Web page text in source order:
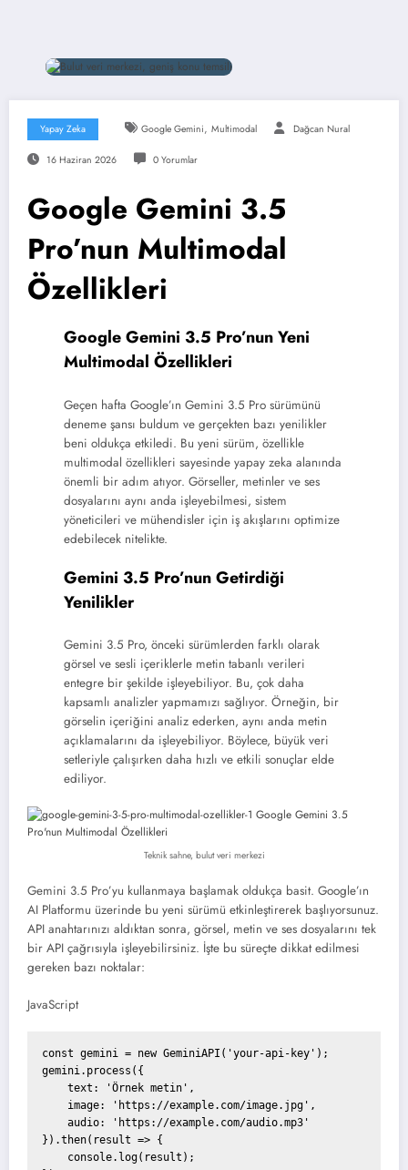
Yapay Zeka Google Gemini, Multimodal Dağcan Nural
16 Haziran 2026 0 Yorumlar
Google Gemini 3.5
Pro’nun Multimodal
Özellikleri
Google Gemini 3.5 Pro’nun Yeni
Multimodal Özellikleri
Geçen hafta Google’ın Gemini 3.5 Pro sürümünü
deneme şansı buldum ve gerçekten bazı yenilikler
beni oldukça etkiledi. Bu yeni sürüm, özellikle
multimodal özellikleri sayesinde yapay zeka alanında
önemli bir adım atıyor. Görseller, metinler ve ses
dosyalarını aynı anda işleyebilmesi, sistem
yöneticileri ve mühendisler için iş akışlarını optimize
edebilecek nitelikte.
Gemini 3.5 Pro’nun Getirdiği
Yenilikler
Gemini 3.5 Pro, önceki sürümlerden farklı olarak
görsel ve sesli içeriklerle metin tabanlı verileri
entegre bir şekilde işleyebiliyor. Bu, çok daha
kapsamlı analizler yapmamızı sağlıyor. Örneğin, bir
görselin içeriğini analiz ederken, aynı anda metin
açıklamalarını da işleyebiliyor. Böylece, büyük veri
setleriyle çalışırken daha hızlı ve etkili sonuçlar elde
ediliyor.
Teknik sahne, bulut veri merkezi
Gemini 3.5 Pro’yu kullanmaya başlamak oldukça basit. Google’ın
AI Platformu üzerinde bu yeni sürümü etkinleştirerek başlıyorsunuz.
API anahtarınızı aldıktan sonra, görsel, metin ve ses dosyalarını tek
bir API çağrısıyla işleyebilirsiniz. İşte bu süreçte dikkat edilmesi
gereken bazı noktalar:
JavaScript
const gemini = new GeminiAPI( 'your-api-key' );
gemini.process({
text : 'Örnek metin' ,
image: 'https://example.com/image.jpg' ,
audio:
'https://example.com/audio.mp3'
}).then( result => {
console.log(result);